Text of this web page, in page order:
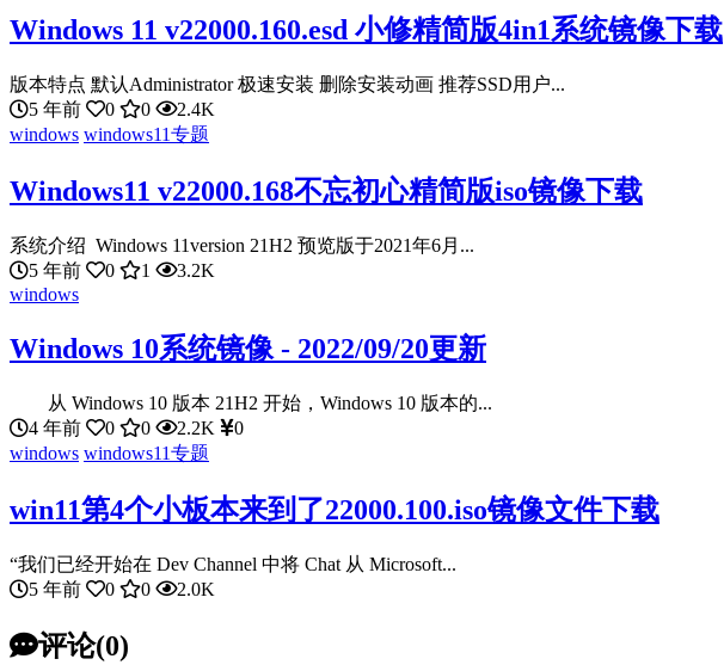
Windows 11 v22000.160.esd 小修精简版4in1系统镜像下载
版本特点 默认Administrator 极速安装 删除安装动画 推荐SSD用户...
5 年前
0 0
2.4K
windows windows11专题
Windows11 v22000.168不忘初心精简版iso镜像下载
系统介绍 Windows 11version 21H2 预览版于2021年6月...
5 年前
0 1
3.2K
windows
Windows 10系统镜像 - 2022/09/20更新
从 Windows 10 版本 21H2 开始，Windows 10 版本的...
4 年前
0 0 2.2K
0
windows windows11专题
win11第4个小板本来到了22000.100.iso镜像文件下载
“我们已经开始在 Dev Channel 中将 Chat 从 Microsoft...
5 年前
0 0 2.0K
评论(0)